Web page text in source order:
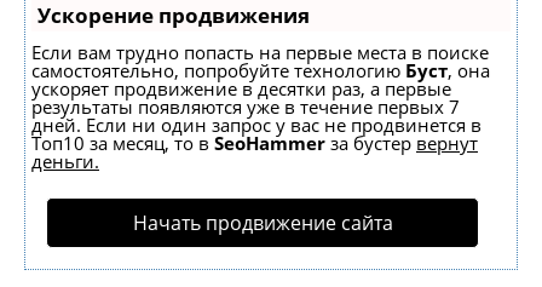
Ускорение продвижения
Если вам трудно попасть на первые места в поиске
самостоятельно, попробуйте технологию Буст, она
ускоряет продвижение в десятки раз, а первые
результаты появляются уже в течение первых 7
дней. Если ни один запрос у вас не продвинется в
Топ10 за месяц, то в SeoHammer за бустер вернут
деньги.
Начать продвижение сайта